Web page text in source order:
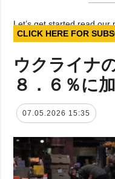
Let’s get started read
CLICK HERE FOR
ウクライナ
８．６％に
07.05.2026 15:35